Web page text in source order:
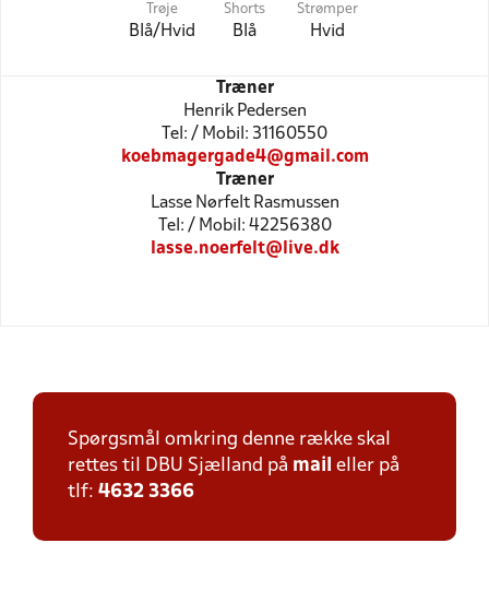
Trøje
Blå/Hvid
Shorts
Blå
Strømper
Hvid
Træner
Henrik Pedersen
Tel: / Mobil: 31160550
koebmagergade4@gmail.com
Træner
Lasse Nørfelt Rasmussen
Tel: / Mobil: 42256380
lasse.noerfelt@live.dk
Spørgsmål omkring denne række skal
rettes til DBU Sjælland på mail eller på
tlf: 4632 3366